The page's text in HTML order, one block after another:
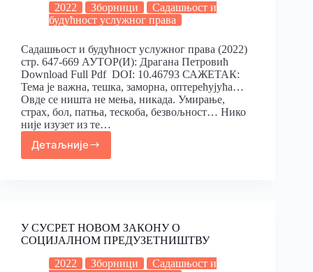
2022
Зборници
Садашњост и
будућност услужног права
Садашњост и будућност услужног права (2022)
стр. 647-669 АУТОР(И): Драгана Петровић
Download Full Pdf DOI: 10.46793 САЖЕТАК:
Тема је важна, тешка, заморна, оптерећујућа…
Овде се ништа не мења, никада. Умирање,
страх, бол, патња, тескоба, безвољност… Нико
није изузет из те…
Детаљније
У СУСРЕТ НОВОМ ЗАКОНУ О
СОЦИЈАЛНОМ ПРЕДУЗЕТНИШТВУ
2022
Зборници
Садашњост и